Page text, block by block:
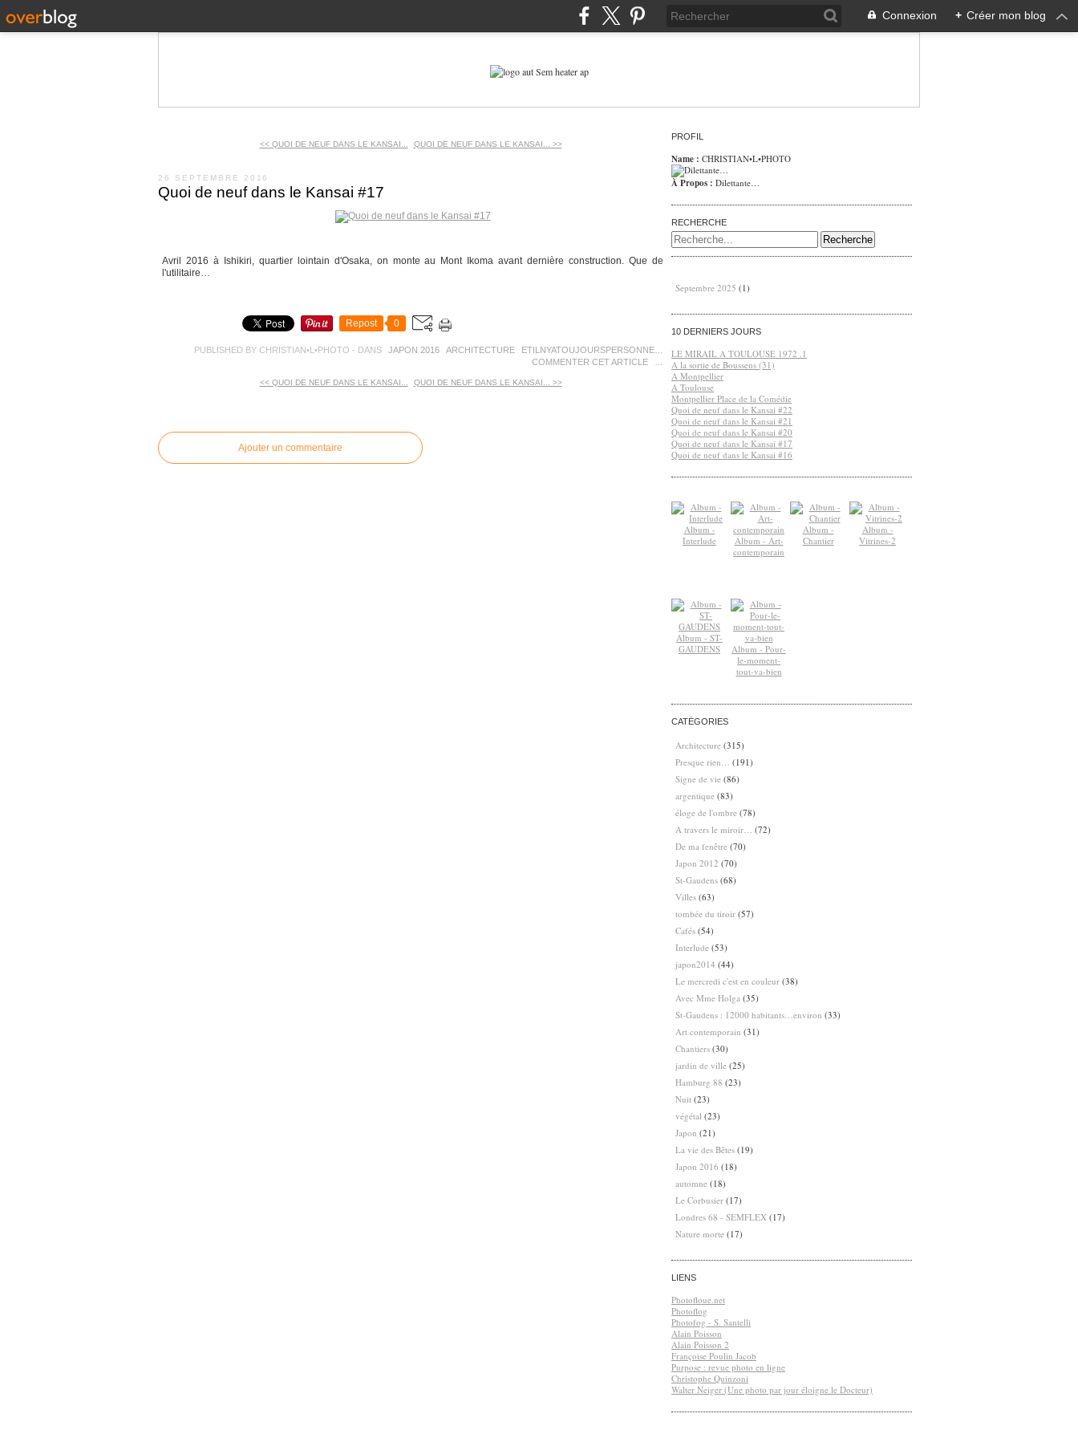
Connexion + Créer mon blog
<< QUOI DE NEUF DANS LE KANSAI... QUOI DE NEUF DANS LE KANSAI... >>
26 SEPTEMBRE 2016
Quoi de neuf dans le Kansai #17
Avril 2016 à Ishikiri, quartier lointain d'Osaka, on monte au Mont Ikoma avant dernière construction. Que de
l'utilitaire…
Repost 0
PUBLISHED BY CHRISTIAN•L•PHOTO - DANS JAPON 2016 ARCHITECTURE
ETILNYATOUJOURSPERSONNE…
COMMENTER CET ARTICLE
<< QUOI DE NEUF DANS LE KANSAI... QUOI DE NEUF DANS LE KANSAI... >>
Ajouter un commentaire
PROFIL
Name : CHRISTIAN•L•PHOTO
À Propos : Dilettante…
RECHERCHE
Septembre 2025 (1)
10 DERNIERS JOURS
LE MIRAIL A TOULOUSE 1972 .1
A la sortie de Boussens (31)
A Montpellier
A Toulouse
Montpellier Place de la Comédie
Quoi de neuf dans le Kansai #22
Quoi de neuf dans le Kansai #21
Quoi de neuf dans le Kansai #20
Quoi de neuf dans le Kansai #17
Quoi de neuf dans le Kansai #16
Album -
Interlude
Album - Art-
contemporain
Album -
Chantier
Album -
Vitrines-2
Album - ST-
GAUDENS
Album - Pour-
le-moment-
tout-va-bien
CATÉGORIES
Architecture (315)
Presque rien…
(191)
Signe de vie (86)
argentique (83)
éloge de l'ombre (78)
A travers le miroir…
(72)
De ma fenêtre (70)
Japon 2012 (70)
St-Gaudens (68)
Villes (63)
tombée du tiroir (57)
Cafés (54)
Interlude (53)
japon2014 (44)
Le mercredi c'est en couleur (38)
Avec Mme Holga (35)
St-Gaudens : 12000 habitants…environ (33)
Art contemporain (31)
Chantiers (30)
jardin de ville (25)
Hamburg 88 (23)
Nuit (23)
végétal (23)
Japon (21)
La vie des Bêtes (19)
Japon 2016 (18)
automne (18)
Le Corbusier (17)
Londres 68 - SEMFLEX (17)
Nature morte (17)
LIENS
Photofloue.net
Photoflog
Photofog - S. Santelli
Alain Poisson
Alain Poisson 2
Françoise Poulin Jacob
Purpose : revue photo en ligne
Christophe Quinzoni
Walter Neiger (Une photo par jour éloigne le Docteur)